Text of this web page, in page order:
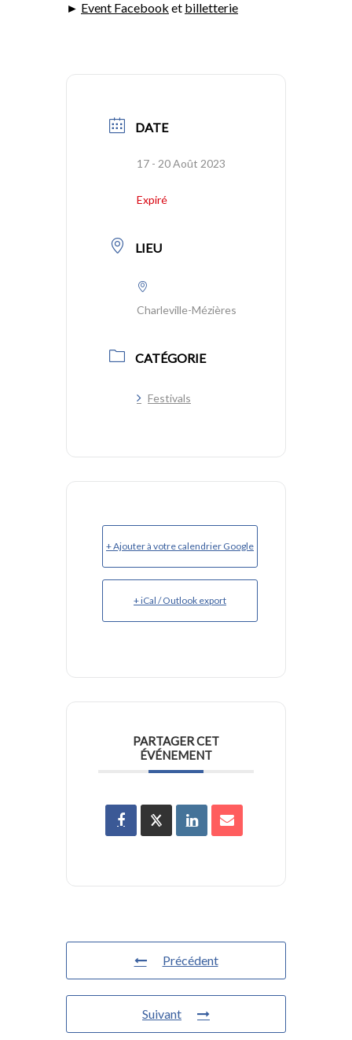
► Event Facebook et billetterie
DATE
17 - 20 Août 2023
Expiré
LIEU
Charleville-Mézières
CATÉGORIE
Festivals
+ Ajouter à votre calendrier Google
+ iCal / Outlook export
PARTAGER CET
ÉVÉNEMENT
Précédent
Suivant